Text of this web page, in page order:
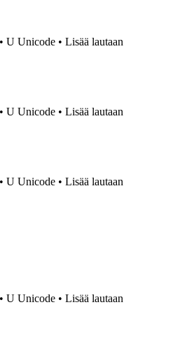
• U Unicode • Lisää lautaan
• U Unicode • Lisää lautaan
• U Unicode • Lisää lautaan
• U Unicode • Lisää lautaan